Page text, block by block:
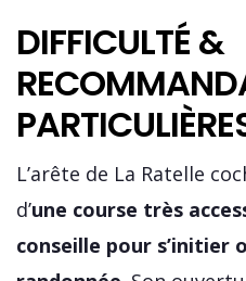
DIFFICULTÉ &
L’arête de La Ratelle
d’une course très
conseille pour s’initier